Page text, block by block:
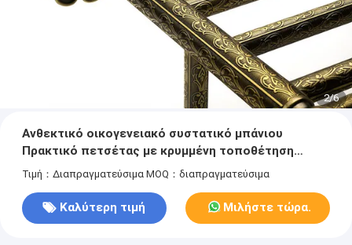
2/6
Ανθεκτικό οικογενειακό συστατικό μπάνιου
Πρακτικό πετσέτας με κρυμμένη τοποθέτηση
βίδες
Τιμή：Διαπραγματεύσιμα MOQ：διαπραγματεύσιμα
Καλύτερη τιμή Μιλήστε τώρα.